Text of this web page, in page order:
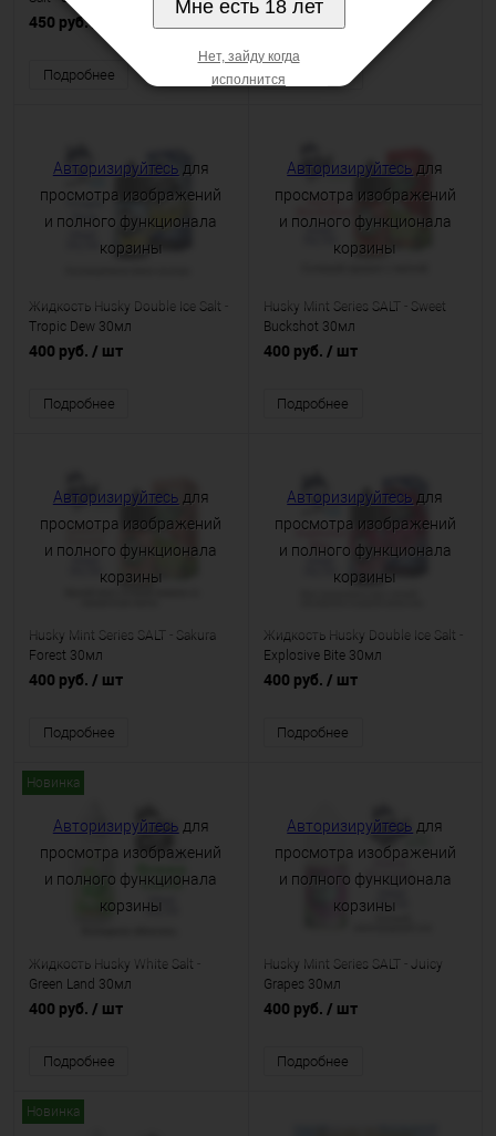
450 руб./ шт
Подробнее
/ шт
Подробнее
Авторизируйтесь для
просмотра изображений
и полного функционала
корзины
Жидкость Husky Double Ice Salt -
Tropic Dew 30мл
400 руб. / шт
Подробнее
Авторизируйтесь для
просмотра изображений
и полного функционала
корзины
Husky Mint Series SALT - Sweet
Buckshot 30мл
400 руб. / шт
Подробнее
Авторизируйтесь для
просмотра изображений
и полного функционала
корзины
Husky Mint Series SALT - Sakura
Forest 30мл
400 руб. / шт
Подробнее
Авторизируйтесь для
просмотра изображений
и полного функционала
корзины
Жидкость Husky Double Ice Salt -
Explosive Bite 30мл
400 руб. / шт
Подробнее
Новинка
Авторизируйтесь для
просмотра изображений
и полного функционала
корзины
Жидкость Husky White Salt -
Green Land 30мл
400 руб. / шт
Подробнее
Авторизируйтесь для
просмотра изображений
и полного функционала
корзины
Husky Mint Series SALT - Juicy
Grapes 30мл
400 руб. / шт
Подробнее
Новинка
Мне есть 18 лет
Нет, зайду когда
исполнится